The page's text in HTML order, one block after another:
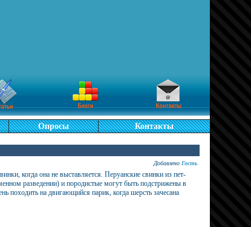
Опросы Контакты
Добавлено Гость
когда она не выставляется. Перуанские свинки из пет-
разведении) и породистые могут быть подстрижены в
походить на двигающийся парик, когда шерсть зачесана